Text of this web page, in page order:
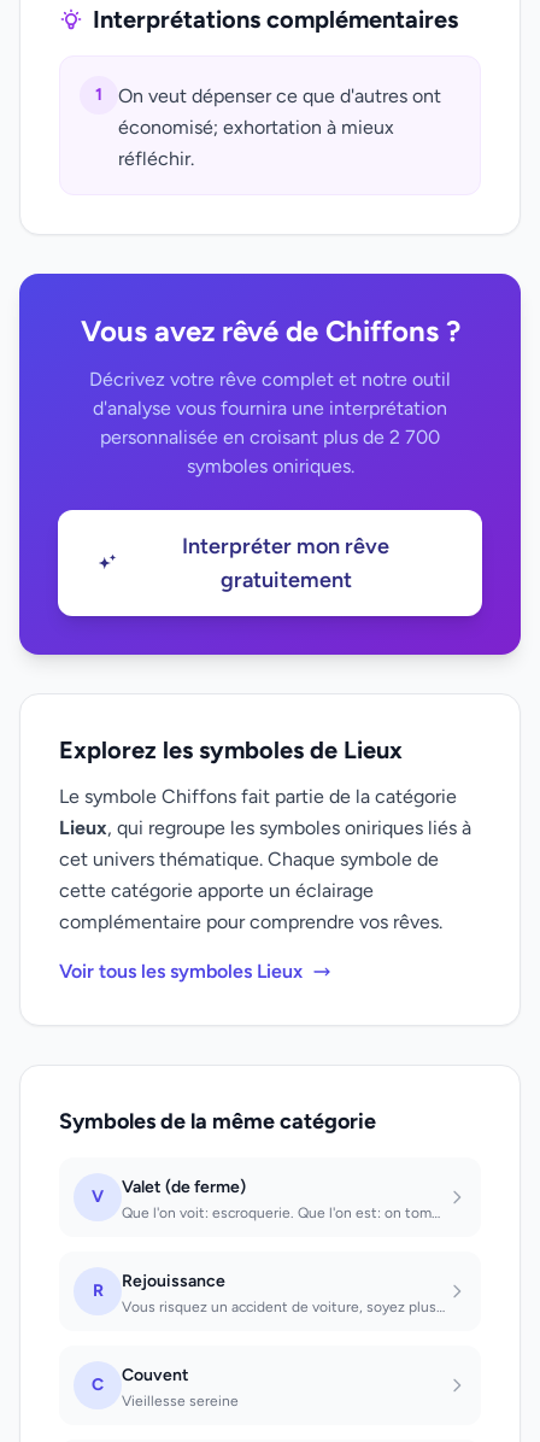
Interprétations complémentaires
1
On veut dépenser ce que d'autres ont
économisé; exhortation à mieux
réfléchir.
Vous avez rêvé de Chiffons ?
Décrivez votre rêve complet et notre outil
d'analyse vous fournira une interprétation
personnalisée en croisant plus de 2 700
symboles oniriques.
Interpréter mon rêve
gratuitement
Explorez les symboles de Lieux
Le symbole Chiffons fait partie de la catégorie
Lieux, qui regroupe les symboles oniriques liés à
cet univers thématique. Chaque symbole de
cette catégorie apporte un éclairage
complémentaire pour comprendre vos rêves.
Voir tous les symboles Lieux
Symboles de la même catégorie
V Valet (de ferme)
Que l'on voit: escroquerie. Que l'on est: on tombera dans la dépendance de gens...
R Rejouissance
Vous risquez un accident de voiture, soyez plus prudent dans vos déplacements
C Couvent
Vieillesse sereine